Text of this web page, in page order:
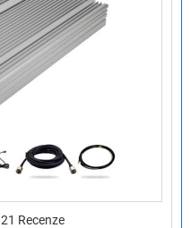
21 Recenze